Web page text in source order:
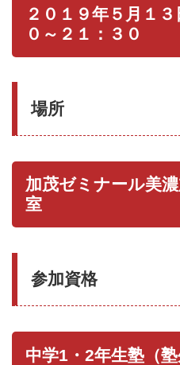
２０１９年５月１
０～２１：３０
場所
加茂ゼミナール美
室
参加資格
中学1・2年生塾（塾